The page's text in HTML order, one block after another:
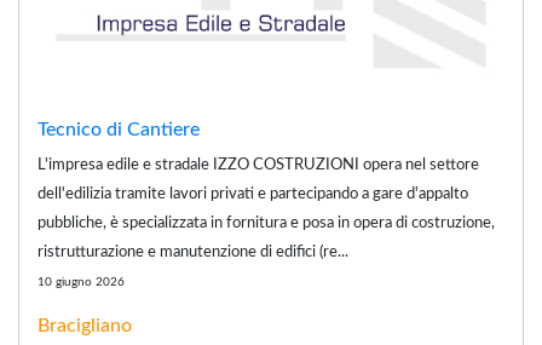
Tecnico di Cantiere
L'impresa edile e stradale IZZO COSTRUZIONI opera nel settore
dell'edilizia tramite lavori privati e partecipando a gare d'appalto
pubbliche, è specializzata in fornitura e posa in opera di costruzione,
ristrutturazione e manutenzione di edifici (re...
10 giugno 2026
Bracigliano